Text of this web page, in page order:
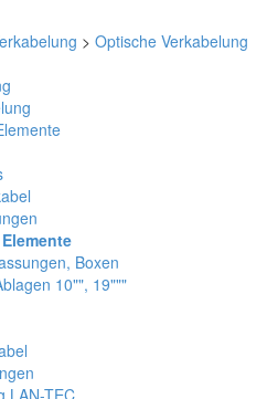
> Optische Verkabelung
Boxen
10"", 19"""